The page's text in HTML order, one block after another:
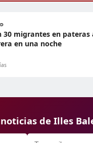
30 migrantes en pateras
en una noche
de Illes